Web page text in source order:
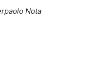
Nota